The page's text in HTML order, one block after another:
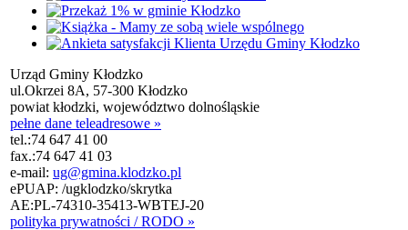
Urząd Gminy Kłodzko
ul.Okrzei 8A, 57-300 Kłodzko
powiat kłodzki, województwo dolnośląskie
pełne dane teleadresowe »
tel.:74 647 41 00
fax.:74 647 41 03
e-mail: ug@gmina.klodzko.pl
ePUAP: /ugklodzko/skrytka
AE:PL-74310-35413-WBTEJ-20
polityka prywatności / RODO »